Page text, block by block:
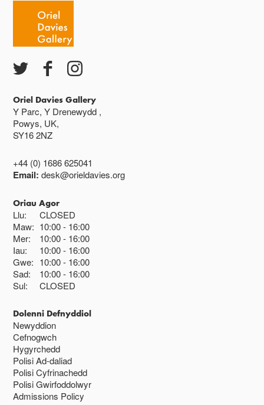
Ac eithrio digwyddiadau arbennig
Gwyliau banc ar gau
phrosiectau hygyrch.
Oriel Davies Gallery
Y Parc, Y Drenewydd ,
Powys, UK,
SY16 2NZ
+44 (0) 1686 625041
Email:desk@orieldavies.org
Oriau Agor
Llu:
CLOSED
Maw: 10:00 16:00
Mer:
10:00 16:00
Iau:
10:00 16:00
Gwe: 10:00 16:00
Sad:
10:00 16:00
Sul:
CLOSED
Dolenni Defnyddiol
Newyddion
Cefnogwch
Hygyrchedd
Polisi Ad-daliad
Polisi Cyfrinachedd
Polisi Gwirfoddolwyr
Admissions Policy